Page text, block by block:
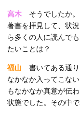
高木 そうでしたか。
著書を拝見して、状
ら多くの人に読んで
たいことは？
福山 書いてある通り
なかなか入ってこな
もなかなか真意が伝
状態でした。その中